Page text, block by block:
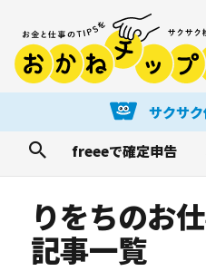
サクサ
freeeで確定申告
りをちのお
記事一覧